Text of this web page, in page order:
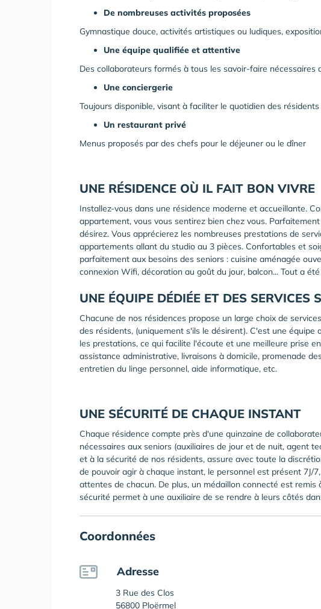
De nombreuses activités proposées
Gymnastique douce, activités artistiques ou ludiques,
Une équipe qualifiée et attentive
Des collaborateurs formés à tous les savoir-faire nécessaires
Une conciergerie
Toujours disponible, visant à faciliter le quotidien des résidents
Un restaurant privé
Menus proposés par des chefs pour le déjeuner ou le dîner
UNE RÉSIDENCE OÙ IL FAIT BON VIVRE
Installez-vous dans une résidence moderne et accueillante.
appartement, vous vous sentirez bien chez vous.
désirez. Vous apprécierez les nombreuses prestations de
appartements allant du studio au 3 pièces. Confortables et
parfaitement aux besoins des seniors : cuisine aménagée
connexion Wifi, décoration au goût du jour, balcon... Tout a
UNE ÉQUIPE DÉDIÉE ET DES SERVICES
Chacune de nos résidences propose un large choix de
des résidents, (uniquement s'ils le désirent). C'est une équipe
les prestations, ce qui facilite l'écoute et une meilleure prise
assistance administrative, livraisons à domicile, promenade
entretien du linge personnel, aide informatique, etc.
UNE SÉCURITÉ DE CHAQUE INSTANT
Chaque résidence compte près d'une quinzaine de
nécessaires aux seniors (auxiliaires de jour et de nuit, agent
et à la sécurité de nos résidents, assure avec toute la
de pouvoir agir à chaque instant, le personnel est présent 7J/
attentes de chacun. De plus, un médaillon connecté est
sécurité permet à une auxiliaire de se rendre à leurs côtés
Coordonnées
Adresse
3 Rue des Clos
56800 Ploërmel